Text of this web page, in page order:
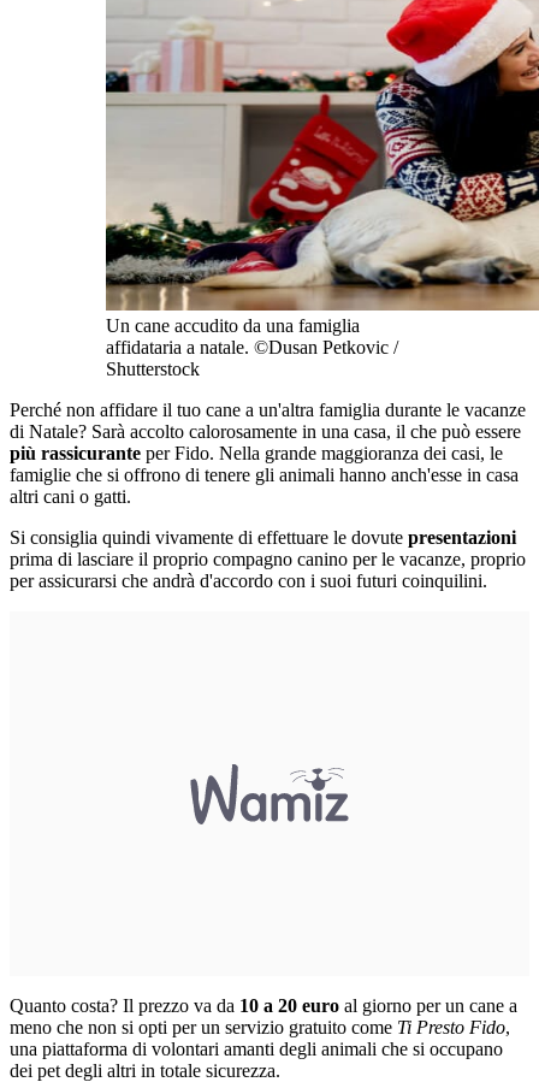
Un cane accudito da una famiglia
affidataria a natale. ©Dusan Petkovic /
Shutterstock
Perché non affidare il tuo cane a un'altra famiglia durante le vacanze
di Natale? Sarà accolto calorosamente in una casa, il che può essere
più rassicurante per Fido. Nella grande maggioranza dei casi, le
famiglie che si offrono di tenere gli animali hanno anch'esse in casa
altri cani o gatti.
Si consiglia quindi vivamente di effettuare le dovute presentazioni
prima di lasciare il proprio compagno canino per le vacanze, proprio
per assicurarsi che andrà d'accordo con i suoi futuri coinquilini.
Quanto costa? Il prezzo va da 10 a 20 euro al giorno per un cane a
meno che non si opti per un servizio gratuito come Ti Presto Fido,
una piattaforma di volontari amanti degli animali che si occupano
dei pet degli altri in totale sicurezza.